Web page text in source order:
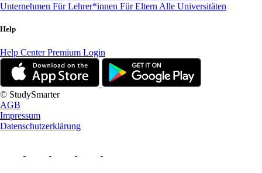
Unternehmen Für Lehrer*innen Für Eltern Alle Universitäten
Help
Help CenterPremium Login
© StudySmarter
AGB
Impressum
Datenschutzerklärung